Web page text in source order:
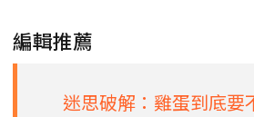
編輯推薦
迷思破解：雞蛋到底要